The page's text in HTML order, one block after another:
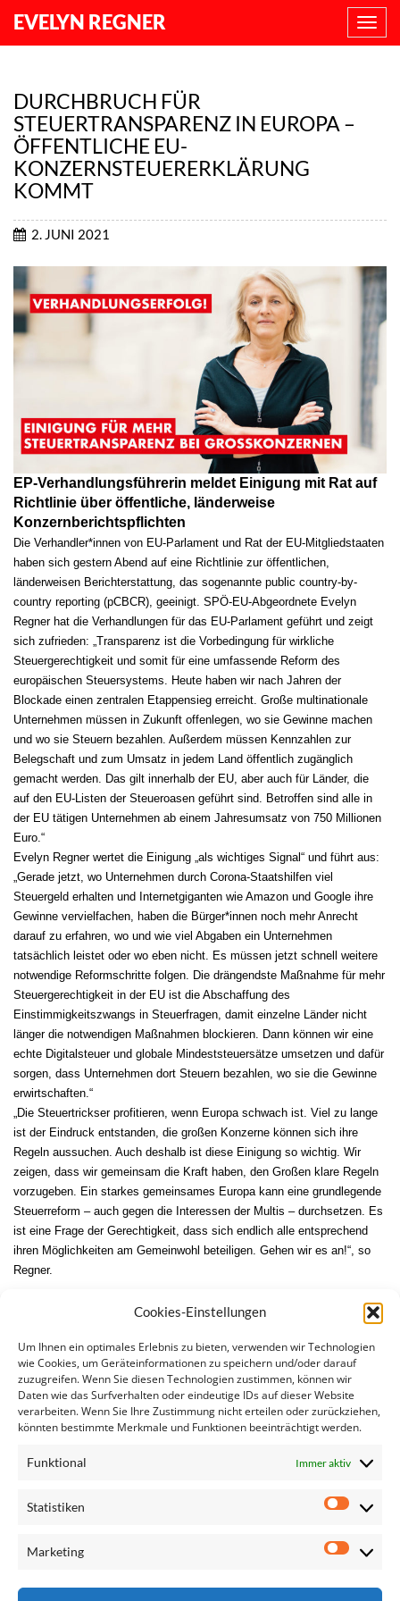
Cookies-Einstellungen
Um Ihnen ein optimales Erlebnis zu bieten, verwenden wir Technologien
wie Cookies, um Geräteinformationen zu speichern und/oder darauf
zuzugreifen. Wenn Sie diesen Technologien zustimmen, können wir
Daten wie das Surfverhalten oder eindeutige IDs auf dieser Website
verarbeiten. Wenn Sie Ihre Zustimmung nicht erteilen oder zurückziehen,
könnten bestimmte Merkmale und Funktionen beeinträchtigt werden.
Funktional Immer aktiv
Statistiken
Marketing
EVELYN REGNER
DURCHBRUCH FÜR
STEUERTRANSPARENZ IN EUROPA –
ÖFFENTLICHE EU-
KONZERNSTEUERERKLÄRUNG
KOMMT
2. JUNI 2021
EP-Verhandlungsführerin meldet Einigung mit Rat auf
Richtlinie über öffentliche, länderweise
Konzernberichtspflichten
Die Verhandler*innen von EU-Parlament und Rat der EU-Mitgliedstaaten
haben sich gestern Abend auf eine Richtlinie zur öffentlichen,
länderweisen Berichterstattung, das sogenannte public country-by-
country reporting (pCBCR), geeinigt. SPÖ-EU-Abgeordnete Evelyn
Regner hat die Verhandlungen für das EU-Parlament geführt und zeigt
sich zufrieden: „Transparenz ist die Vorbedingung für wirkliche
Steuergerechtigkeit und somit für eine umfassende Reform des
europäischen Steuersystems. Heute haben wir nach Jahren der
Blockade einen zentralen Etappensieg erreicht. Große multinationale
Unternehmen müssen in Zukunft offenlegen, wo sie Gewinne machen
und wo sie Steuern bezahlen. Außerdem müssen Kennzahlen zur
Belegschaft und zum Umsatz in jedem Land öffentlich zugänglich
gemacht werden. Das gilt innerhalb der EU, aber auch für Länder, die
auf den EU-Listen der Steueroasen geführt sind. Betroffen sind alle in
der EU tätigen Unternehmen ab einem Jahresumsatz von 750 Millionen
Euro.“
Evelyn Regner wertet die Einigung „als wichtiges Signal“ und führt aus:
„Gerade jetzt, wo Unternehmen durch Corona-Staatshilfen viel
Steuergeld erhalten und Internetgiganten wie Amazon und Google ihre
Gewinne vervielfachen, haben die Bürger*innen noch mehr Anrecht
darauf zu erfahren, wo und wie viel Abgaben ein Unternehmen
tatsächlich leistet oder wo eben nicht. Es müssen jetzt schnell weitere
notwendige Reformschritte folgen. Die drängendste Maßnahme für mehr
Steuergerechtigkeit in der EU ist die Abschaffung des
Einstimmigkeitszwangs in Steuerfragen, damit einzelne Länder nicht
länger die notwendigen Maßnahmen blockieren. Dann können wir eine
echte Digitalsteuer und globale Mindeststeuersätze umsetzen und dafür
sorgen, dass Unternehmen dort Steuern bezahlen, wo sie die Gewinne
erwirtschaften.“
„Die Steuertrickser profitieren, wenn Europa schwach ist. Viel zu lange
ist der Eindruck entstanden, die großen Konzerne können sich ihre
Regeln aussuchen. Auch deshalb ist diese Einigung so wichtig. Wir
zeigen, dass wir gemeinsam die Kraft haben, den Großen klare Regeln
vorzugeben. Ein starkes gemeinsames Europa kann eine grundlegende
Steuerreform – auch gegen die Interessen der Multis – durchsetzen. Es
ist eine Frage der Gerechtigkeit, dass sich endlich alle entsprechend
ihren Möglichkeiten am Gemeinwohl beteiligen. Gehen wir es an!“, so
Regner.
Ähnliche Artikel:
Frauen in Führungspositionen
Etappensieg für mehr Steuergerechtigkeit
Österreich verhindert Steuertransparenz auf EU-Ebene
pCBCR
Österreich verschleppt Konzernsteuer-Transparenz
Regner: Großer Tag für Steuertransparenz in Europa
Seite